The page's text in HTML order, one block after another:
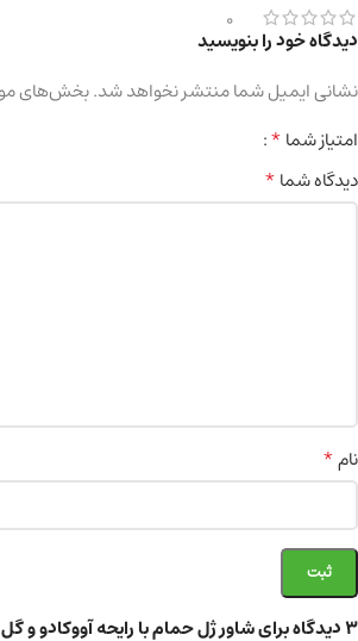
0
3 دیدگاه برای شاور ژل حمام با رایحه آووکادو و گل یاس
دیدگاه خود را بنویسید
نشانی ایمیل شما منتشر نخواهد شد.بخش‌های
امتیاز شما*
دیدگاه شما*
نام*